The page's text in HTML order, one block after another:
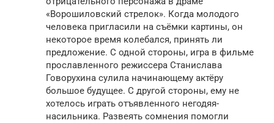
«Ворошиловский стрелок». Когда молодого
человека пригласили на съёмки картины, он
некоторое время колебался, принять ли
предложение. С одной стороны, игра в фильме
прославленного режиссера Станислава
Говорухина сулила начинающему актёру
большое будущее. С другой стороны, ему не
хотелось играть отъявленного негодяя-
насильника. Развеять сомнения помогли